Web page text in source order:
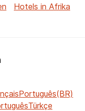
Hotels in Afrika
Português(BR)
Türkçe